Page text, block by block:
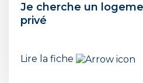
Je cherche un
privé
Lire la fiche